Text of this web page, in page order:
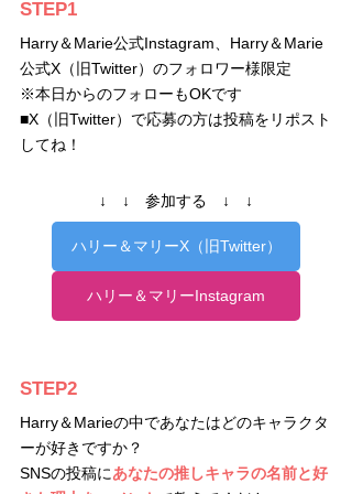
STEP1
Harry＆Marie公式Instagram、Harry＆Marie
公式X（旧Twitter）のフォロワー様限定
※本日からのフォローもOKです
■X（旧Twitter）で応募の方は投稿をリポスト
してね！
↓　↓　参加する　↓　↓
ハリー＆マリーX（旧Twitter）
ハリー＆マリーInstagram
STEP2
Harry＆Marieの中であなたはどのキャラクタ
ーが好きですか？
SNSの投稿にあなたの推しキャラの名前と好